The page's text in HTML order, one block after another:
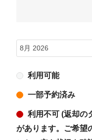
利用可能
一部予約済み
利用不可 (返却の
があります。ご希望